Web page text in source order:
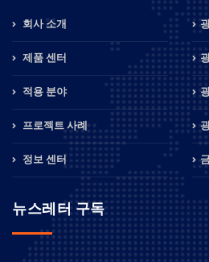
회사 소개
제품 센터
적용 분야
프로젝트 사례
정보 센터
뉴스레터 구독